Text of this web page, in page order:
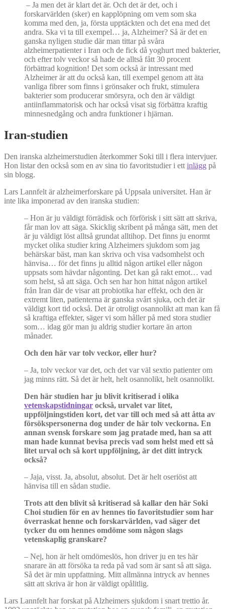
– Ja men det är klart det är. Och det är det, och i
forskarvärlden (sker) en kapplöpning om vem som ska
komma med den, ja, första upptäckten och det ena med det
andra. Ska vi ta till exempel… ja, Alzheimer? Så är det en
ganska nyligen studie där man tittar på svåra
alzheimerpatienter i Iran och de fick då yoghurt med bakterier,
och efter tolv veckor så hade de alltså fått 30 procent
förbättrad kognition! Det som också är intressant med
Alzheimer är att du också kan, till exempel genom att äta
vanliga fibrer som finns i grönsaker och frukt, stimulera
bakterier som producerar smörsyra, och den är väldigt
antiinflammatorisk och har också visat sig förbättra kraftig
minnesnedgång och andra funktioner i hjärnan.
Iran-studien
Den iranska alzheimerstudien återkommer Soki till i flera intervjuer.
Hon listar den också som en av sina tio favoritstudier i ett inlägg på
sin blogg.
Lars Lannfelt är alzheimerforskare på Uppsala universitet. Han är
inte lika imponerad av den iranska studien:
– Hon är ju väldigt förrädisk och förförisk i sitt sätt att skriva,
får man lov att säga. Skicklig skribent på många sätt, men det
är ju väldigt löst alltså grundat alltihop. Det finns ju enormt
mycket olika studier kring Alzheimers sjukdom som jag
behärskar bäst, man kan skriva och visa vadsomhelst och
hänvisa… för det finns ju alltid någon artikel eller någon
uppsats som hävdar någonting. Det kan gå rakt emot… vad
som helst, så att säga. Och sen har hon hittat någon artikel
från Iran där de visar att probiotika har effekt, och den är
extremt liten, patienterna är ganska svårt sjuka, och det är
väldigt kort tid också. Det är otroligt osannolikt att man kan få
så kraftiga effekter, säger vi som håller på med stora studier
som… idag gör man ju aldrig studier kortare än arton
månader.
Och den här var tolv veckor, eller hur?
– Ja, tolv veckor var det, och det var väl sextio patienter om
jag minns rätt. Så det är helt, helt osannolikt, helt osannolikt.
Den här studien har ju blivit kritiserad i olika
vetenskapstidningar också, urvalet var litet,
uppföljningstiden kort, det var till och med så att åtta av
försökspersonerna dog under de här tolv veckorna. En
annan svensk forskare som jag pratade med, han sa att
man hade kunnat bevisa precis vad som helst med ett så
litet urval och så kort uppföljning, är det ditt intryck
också?
– Jaja, visst. Ja, absolut, absolut. Det är helt oseriöst att
hänvisa till en sådan studie.
Trots att den blivit så kritiserad så kallar den här Soki
Choi studien för en av hennes tio favoritstudier som har
överraskat henne och forskarvärlden, vad säger det
tycker du om hennes omdöme som någon slags
vetenskaplig granskare?
– Nej, hon är helt omdömeslös, hon driver ju en tes här
snarare än att försöka ta reda på vad som är sant så att säga.
Så det är min uppfattning. Mitt allmänna intryck av hennes
sätt att skriva är hon är väldigt opålitlig.
Lars Lannfelt har forskat på Alzheimers sjukdom i snart trettio år.